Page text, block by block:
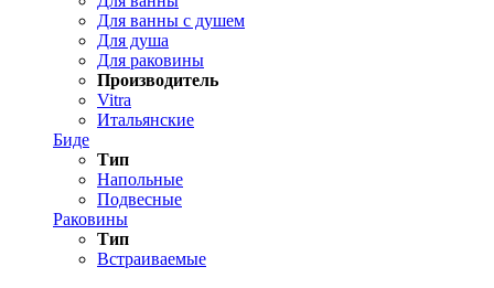
Для ванны с душем
Для душа
Для раковины
Производитель
Vitra
Итальянские
Биде
Тип
Напольные
Подвесные
Раковины
Тип
Встраиваемые